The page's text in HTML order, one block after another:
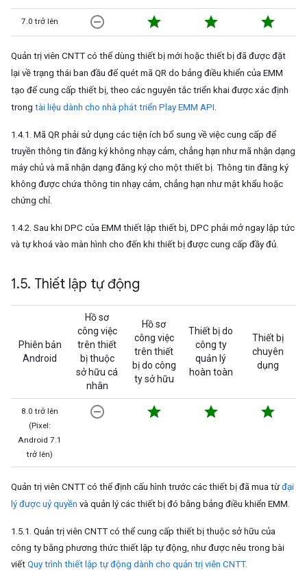
7.0 trở lên remove_circle_outline star star star
Quản trị viên CNTT có thể dùng thiết bị mới hoặc thiết bị đã được đặt
lại về trạng thái ban đầu để quét mã QR do bảng điều khiển của EMM
tạo để cung cấp thiết bị, theo các nguyên tắc triển khai được xác định
trong tài liệu dành cho nhà phát triển Play EMM API.
1.4.1. Mã QR phải sử dụng các tiện ích bổ sung về việc cung cấp để
truyền thông tin đăng ký không nhạy cảm, chẳng hạn như mã nhận dạng
máy chủ và mã nhận dạng đăng ký cho một thiết bị. Thông tin đăng ký
không được chứa thông tin nhạy cảm, chẳng hạn như mật khẩu hoặc
chứng chỉ.
1.4.2. Sau khi DPC của EMM thiết lập thiết bị, DPC phải mở ngay lập tức
và tự khoá vào màn hình cho đến khi thiết bị được cung cấp đầy đủ.
1.5. Thiết lập tự động
Phiên bản
Android
Hồ sơ
công việc
trên thiết
bị thuộc
sở hữu cá
nhân
Hồ sơ
công việc
trên thiết
bị do công
ty sở hữu
Thiết bị do
công ty
quản lý
hoàn toàn
Thiết bị
chuyên
dụng
8.0 trở lên
(Pixel:
Android 7.1
trở lên)
remove_circle_outline star star star
Quản trị viên CNTT có thể định cấu hình trước các thiết bị đã mua từđại
lý được uỷ quyền và quản lý các thiết bị đó bằng bảng điều khiển EMM.
1.5.1. Quản trị viên CNTT có thể cung cấp thiết bị thuộc sở hữu của
công ty bằng phương thức thiết lập tự động, như được nêu trong bài
viết Quy trình thiết lập tự động dành cho quản trị viên CNTT.